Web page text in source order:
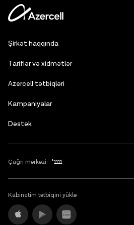
etməlidir.
Şirkət haqqında
Tariflər və xidmətlər
Azercell tətbiqləri
Kampaniyalar
Dəstək
Çağrı mərkəzi: *1111
Kabinetim tətbiqini yüklə